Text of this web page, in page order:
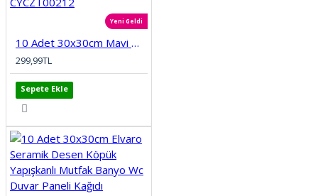
Yeni Geldi
10 Adet 30x30cm Mavi Motifli Desen Köpük Yapışkanlı Mutfak Banyo Duvar Paneli Kağıdı CYCZT00212
299,99TL
Sepete Ekle